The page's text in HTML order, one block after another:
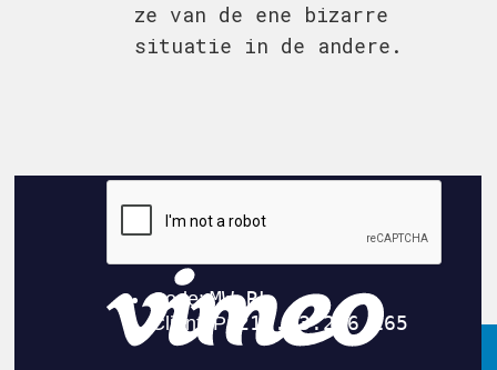
ze van de ene bizarre
situatie in de andere.